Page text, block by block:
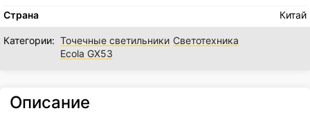
Страна Китай
Категории: Точечные светильники Светотехника
Ecola GX53
Описание